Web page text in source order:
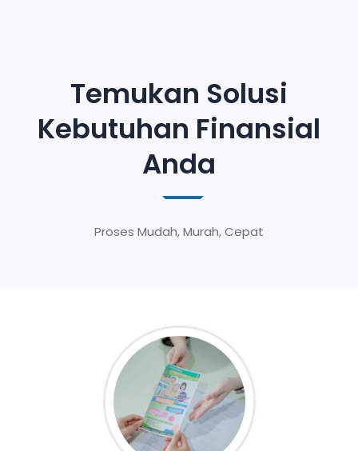
Temukan Solusi
Kebutuhan Finansial
Anda
Proses Mudah, Murah, Cepat